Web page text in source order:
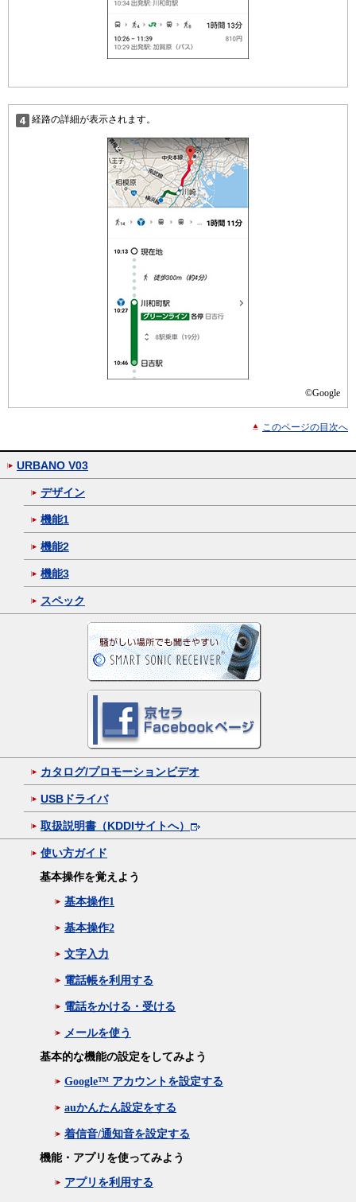
経路の詳細が表示されます。
©Google
このページの目次へ
URBANO V03
デザイン
機能1
機能2
機能3
スペック
カタログ/プロモーションビデオ
USBドライバ
取扱説明書（KDDIサイトへ）
使い方ガイド
基本操作を覚えよう
基本操作1
基本操作2
文字入力
電話帳を利用する
電話をかける・受ける
メールを使う
基本的な機能の設定をしてみよう
Google™ アカウントを設定する
auかんたん設定をする
着信音/通知音を設定する
機能・アプリを使ってみよう
アプリを利用する